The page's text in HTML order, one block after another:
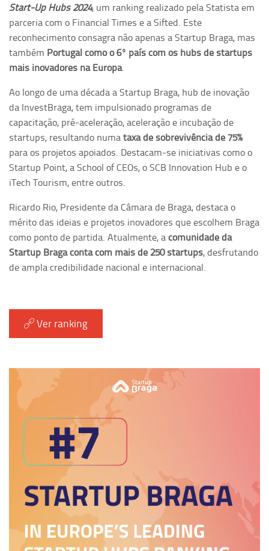
Start-Up Hubs 2024, um ranking realizado pela Statista em
parceria com o Financial Times e a Sifted. Este
reconhecimento consagra não apenas a Startup Braga, mas
também Portugal como o 6º país com os hubs de startups
mais inovadores na Europa.
Ao longo de uma década a Startup Braga, hub de inovação
da InvestBraga, tem impulsionado programas de
capacitação, pré-aceleração, aceleração e incubação de
startups, resultando numataxa de sobrevivência de 75%
para os projetos apoiados. Destacam-se iniciativas como o
Startup Point, a School of CEOs, o SCB Innovation Hub e o
iTech Tourism, entre outros.
Ricardo Rio, Presidente da Câmara de Braga, destaca o
mérito das ideias e projetos inovadores que escolhem Braga
como ponto de partida. Atualmente, acomunidade da
Startup Braga conta com mais de 250 startups, desfrutando
de ampla credibilidade nacional e internacional.
Ver ranking